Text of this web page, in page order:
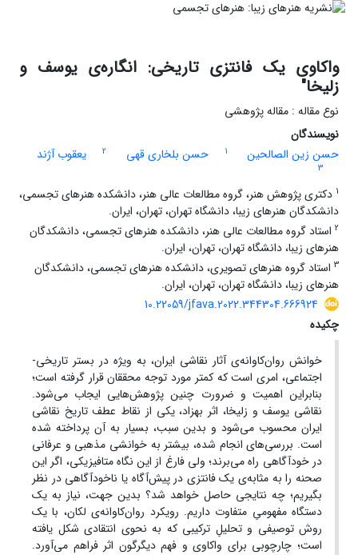
واکاوی یک فانتزی تاریخی: انگاره‌ی یوسف و
زلیخا"
نوع مقاله : مقاله پژوهشی
نویسندگان
حسن زین الصالحین
1 حسن بلخاری قهی 2 یعقوب آژند
3
1 دکتری پژوهش هنر، گروه مطالعات عالی هنر، دانشکده هنرهای تجسمی،
دانشکدگان هنرهای زیبا، دانشگاه تهران، تهران، ایران.
2 استاد گروه مطالعات عالی هنر، دانشکده هنرهای تجسمی، دانشکدگان
هنرهای زیبا، دانشگاه تهران، تهران، ایران.
3 استاد گروه هنرهای تصویری، دانشکده هنرهای تجسمی، دانشکدگان
هنرهای زیبا، دانشگاه تهران، تهران، ایران.
10.22059/jfava.2022.344304.666924
چکیده
خوانش روان‌کاوانه‌ی آثار نقاشی ایران، به ویژه در بستر تاریخی-
اجتماعی، امری است که کمتر مورد توجه محققان قرار گرفته است؛
بنابراین اهمیت و ضرورت چنین پژوهش‌هایی ایجاب می‌شود.
نقاشی یوسف و زلیخا، اثر بهزاد، یکی از نقاط عطف تاریخ نقاشی
ایران محسوب می‌شود و بدین سبب، بسیار به آن پرداخته شده
است. بررسی‌های انجام شده، بیشتر به خوانشی مذهبی و عرفانی
در خودآگاهی راه می‌برند؛ ولی فارغ از این نگاه متافیزیکی، اگر این
صحنه را به مثابه‌ی یک فانتزی در پیش‌آگاه یا ناخودآگاهی در نظر
بگیریم؛ چه نتایجی حاصل خواهد شد؟ بدین جهت، نیاز به یک
دستگاه مفهومیِ متفاوت داریم. رویکرد روان‌کاوانه‌ی لکان، با یک
روش توصیفی و‌ تحلیلِ ترکیبی که به نحوی انتقادی شکل یافته
است؛ چارچوبی برای واکاوی و فهم دیگرگون اثر فراهم می‌آورد.